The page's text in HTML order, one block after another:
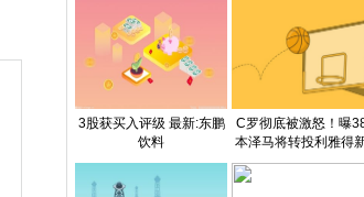
3股获买入评级 最新:东鹏
饮料
C罗彻底被激怒！曝
本泽马将转投利雅得
签下1年半合约